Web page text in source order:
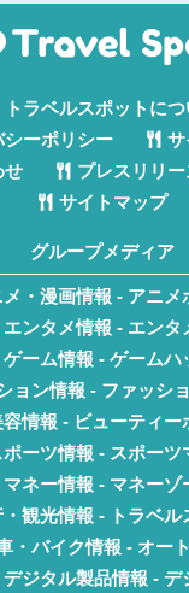
トラベルスポットに
シーポリシー
サ
せ
プレスリリ
サイトマップ
グループメディア
メ・漫画情報 - アニメ
ンタメ情報 - エンタ
ゲーム情報 - ゲームハ
ョン情報 - ファッシ
容情報 - ビューティー
ポーツ情報 - スポーツ
マネー情報 - マネーゾ
観光情報 - トラベル
・バイク情報 - オー
ジタル製品情報 - デ